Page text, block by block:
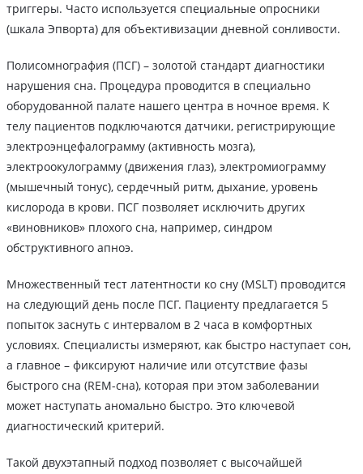
триггеры. Часто используется специальные опросники
(шкала Эпворта) для объективизации дневной сонливости.
Полисомнография (ПСГ) – золотой стандарт диагностики
нарушения сна. Процедура проводится в специально
оборудованной палате нашего центра в ночное время. К
телу пациентов подключаются датчики, регистрирующие
электроэнцефалограмму (активность мозга),
электроокулограмму (движения глаз), электромиограмму
(мышечный тонус), сердечный ритм, дыхание, уровень
кислорода в крови. ПСГ позволяет исключить других
«виновников» плохого сна, например, синдром
обструктивного апноэ.
Множественный тест латентности ко сну (MSLT) проводится
на следующий день после ПСГ. Пациенту предлагается 5
попыток заснуть с интервалом в 2 часа в комфортных
условиях. Специалисты измеряют, как быстро наступает сон,
а главное – фиксируют наличие или отсутствие фазы
быстрого сна (REM-сна), которая при этом заболевании
может наступать аномально быстро. Это ключевой
диагностический критерий.
Такой двухэтапный подход позволяет с высочайшей